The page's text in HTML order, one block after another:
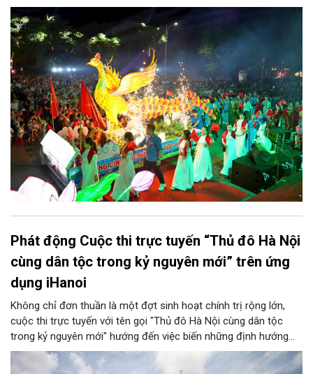
chính quyền phường Sơn Tây cùng các phòng, ban, ngành, đơn
vị và 25 tổ dân phố khẩn trương triển khai, tạo khí thế sôi nổi,
sẵn sàng mang đến cho Nhân dân và du khách một mùa Trung
thu quy mô, đặc sắc và giàu bản sắc văn hóa xứ Đoài.
Phát động Cuộc thi trực tuyến “Thủ đô Hà Nội
cùng dân tộc trong kỷ nguyên mới” trên ứng
dụng iHanoi
Không chỉ đơn thuần là một đợt sinh hoạt chính trị rộng lớn,
cuộc thi trực tuyến với tên gọi "Thủ đô Hà Nội cùng dân tộc
trong kỷ nguyên mới" hướng đến việc biến những định hướng
chiến lược trong Nghị quyết số 02-NQ/TW của Bộ Chính trị
thành niềm tin, thành nhận thức chung của mỗi người dân.